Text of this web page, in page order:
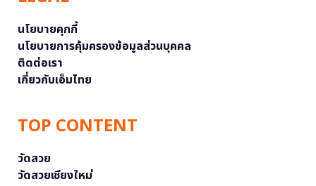
นโยบายคุกกี้
นโยบายการคุ้มครองข้อมูลส่วนบุคคล
ติดต่อเรา
เกี่ยวกับเอ็มไทย
TOP CONTENT
วัดสวย
วัดสวยเชียงใหม่